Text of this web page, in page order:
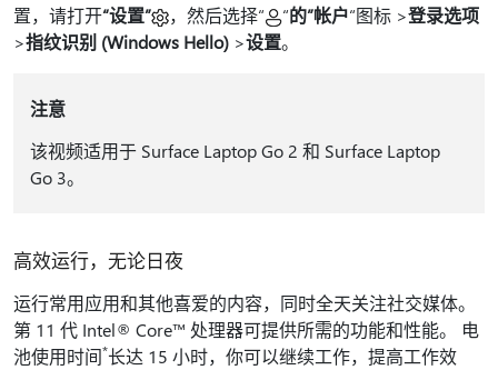
置，请打开“设置” ，然后选择“ “的”帐户“图标 >登录选项
>指纹识别 (Windows Hello) >设置。
注意
该视频适用于 Surface Laptop Go 2 和 Surface Laptop
Go 3。
高效运行，无论日夜
运行常用应用和其他喜爱的内容，同时全天关注社交媒体。
第 11 代 Intel® Core™ 处理器可提供所需的功能和性能。 电
池使用时间*长达 15 小时，你可以继续工作，提高工作效